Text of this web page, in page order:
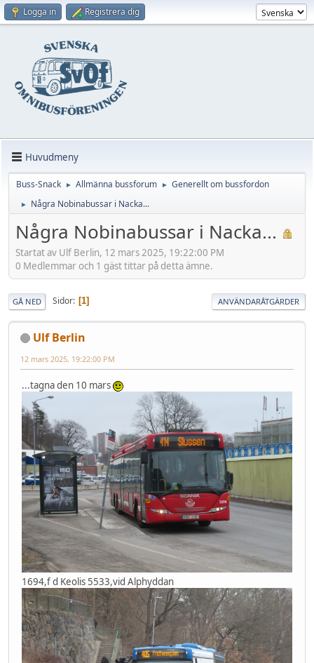
Logga in Registrera dig
Huvudmeny
Buss-Snack ► Allmänna bussforum ► Generellt om bussfordon
► Några Nobinabussar i Nacka...
Några Nobinabussar i Nacka...
Startat av Ulf Berlin, 12 mars 2025, 19:22:00 PM
0 Medlemmar och 1 gäst tittar på detta ämne.
GÅ NED Sidor 1 ANVÄNDARÅTGÄRDER
Ulf Berlin
12 mars 2025, 19:22:00 PM
...tagna den 10 mars
1694,f d Keolis 5533,vid Alphyddan